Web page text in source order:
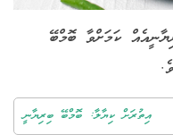
ކަމަށްވާ ބޮމްބޭ
އިތުރަށް ކިޔާލާ: ބޮމްބޭ ބިރިޔާނީ